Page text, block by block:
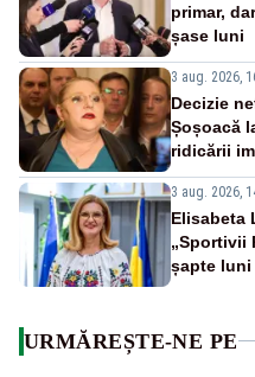
primar,
șase luni
3 aug. 2026,
Decizie
Șoșoacă
ridicării
3 aug. 2026,
Elisabeta
„Sportivii
șapte luni
URMĂREȘTE-NE PE